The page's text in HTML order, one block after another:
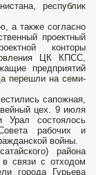
республик
а также согласно
проектный
конторы
ЦК КПСС,
предприятий
перешли на семи-
сапожная,
цех. 9 июля
Урал состоялось
рабочих и
войны.
района
связи с отходом
города Гурьева